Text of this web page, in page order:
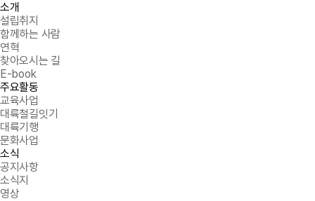
소개
설립취지
함께하는 사람
연혁
찾아오시는 길
E-book
주요활동
교육사업
대륙철길잇기
대륙기행
문화사업
소식
공지사항
소식지
영상